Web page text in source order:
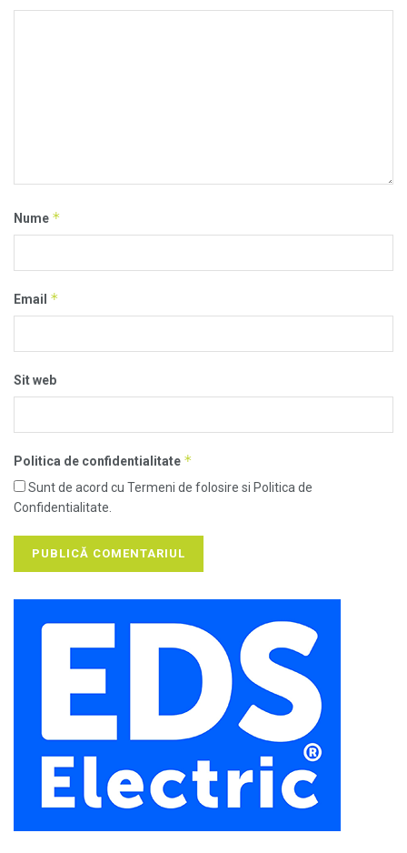
Nume *
Email *
Sit web
Politica de confidentialitate *
Sunt de acord cu Termeni de folosire si Politica de
Confidentialitate.